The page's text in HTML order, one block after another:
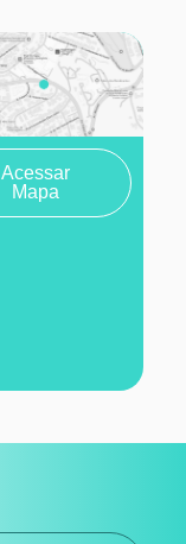
Acessar
Mapa